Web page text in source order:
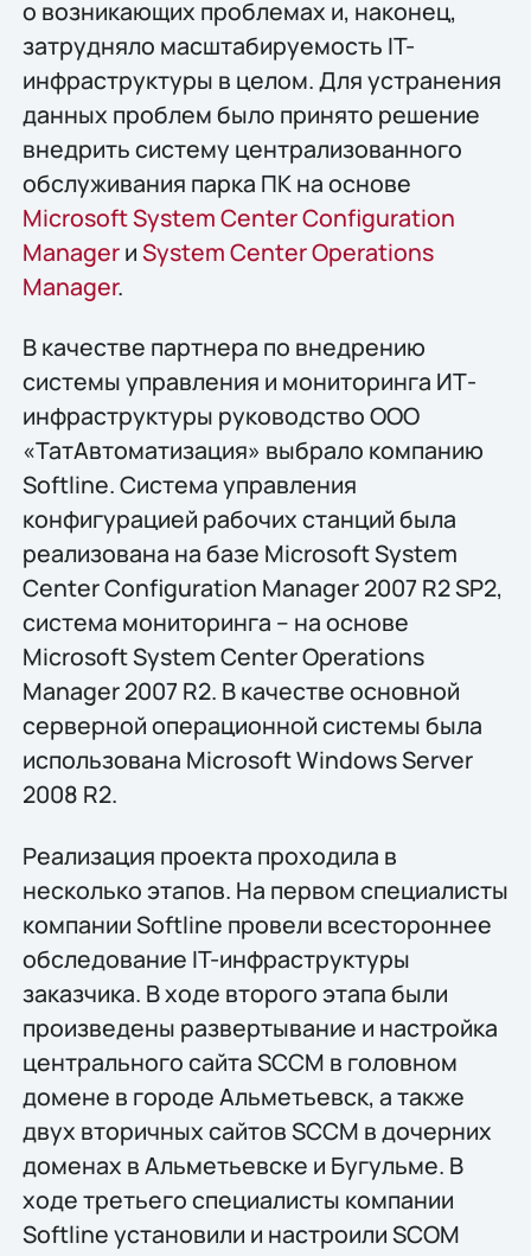
о возникающих проблемах и, наконец,
затрудняло масштабируемость IT-
инфраструктуры в целом. Для устранения
данных проблем было принято решение
внедрить систему централизованного
обслуживания парка ПК на основе
Microsoft System Center Configuration
ManagerиSystem Center Operations
Manager.
В качестве партнера по внедрению
системы управления и мониторинга ИТ-
инфраструктуры руководство ООО
«ТатАвтоматизация» выбрало компанию
Softline. Система управления
конфигурацией рабочих станций была
реализована на базе Microsoft System
Center Configuration Manager 2007 R2 SP2,
система мониторинга – на основе
Microsoft System Center Operations
Manager 2007 R2. В качестве основной
серверной операционной системы была
использована Microsoft Windows Server
2008 R2.
Реализация проекта проходила в
несколько этапов. На первом специалисты
компании Softline провели всестороннее
обследование IT-инфраструктуры
заказчика. В ходе второго этапа были
произведены развертывание и настройка
центрального сайта SCCM в головном
домене в городе Альметьевск, а также
двух вторичных сайтов SCCM в дочерних
доменах в Альметьевске и Бугульме. В
ходе третьего специалисты компании
Softline установили и настроили SCOM